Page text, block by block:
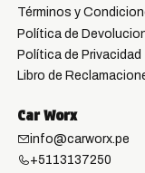
Términos y
Política de
Política de Privacidad
Libro de
Car Worx
info@carworx.pe
+5113137250